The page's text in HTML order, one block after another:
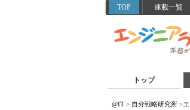
TOP 連載一覧
トップ
@IT > 自分戦略研究所 >